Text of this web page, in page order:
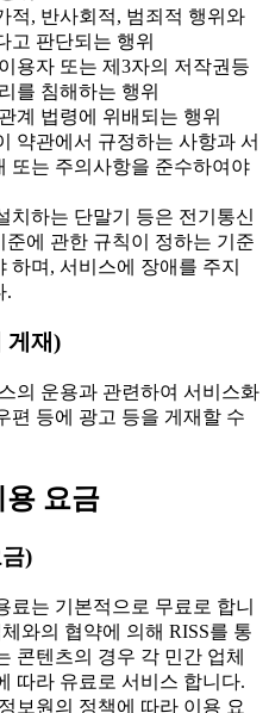
적, 반사회적, 범죄적 행위와
고 판단되는 행위
용자 또는 제3자의 저작권등
를 침해하는 행위
계 법령에 위배되는 행위
약관에서 규정하는 사항과 서
또는 주의사항을 준수하여야
하는 단말기 등은 전기통신
준에 관한 규칙이 정하는 기준
하며, 서비스에 장애를 주지
.
게재)
의 운용과 관련하여 서비스화
편 등에 광고 등을 게재할 수
용 요금
)
는 기본적으로 무료로 합니
와의 협약에 의해 RISS를 통
콘텐츠의 경우 각 민간 업체
따라 유료로 서비스 합니다.
보원의 정책에 따라 이용 요